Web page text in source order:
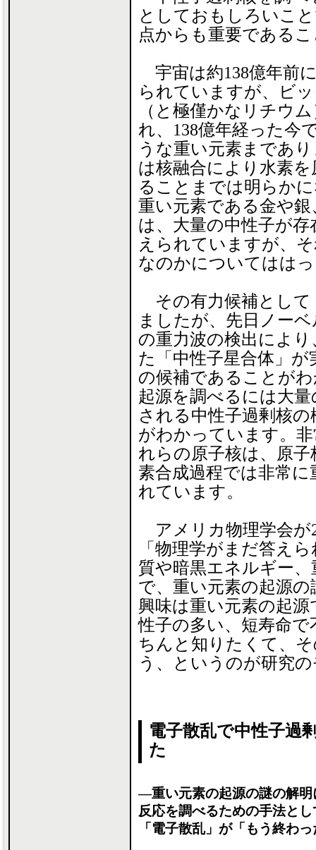
としておもしろいこ
点からも重要である
宇宙は約138億年前
られていますが、ビ
（と極僅かなリチウ
れ、138億年経った今
うな重い元素まであ
は核融合により水素
ることまでは明らか
重い元素である金や
は、大量の中性子が
えられていますが、
なのかについてはは
その有力候補として
ましたが、先日ノー
の重力波の検出によ
た「中性子星合体」
の候補であることが
起源を調べるには大
される中性子過剰核
がわかっています。
れらの原子核は、原
素合成過程では非常
れています。
アメリカ物理学会が
「物理学がまだ答え
質や暗黒エネルギー
で、重い元素の起源
興味は重い元素の起
性子の多い、短寿命
ちんと知りたくて、
う、というのが研究
電子散乱で中性子過
た
―重い元素の起源の謎の解明
反応を調べるための手法と
「電子散乱」が「もう終わ